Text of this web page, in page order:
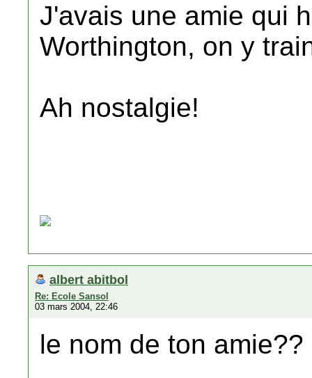
J'avais une amie qui
Worthington, on y
Ah nostalgie!
albert abitbol
Re: Ecole Sansol
03 mars 2004, 22:46
le nom de ton amie??